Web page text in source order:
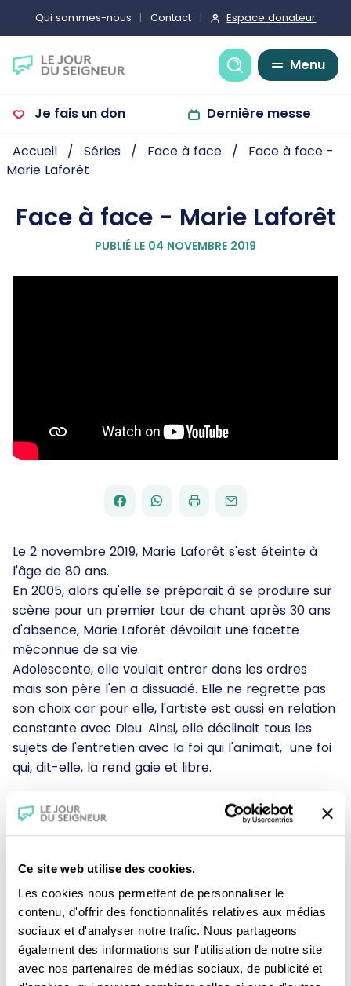
Ce site web utilise des cookies.
Les cookies nous permettent de personnaliser le
contenu, d'offrir des fonctionnalités relatives aux médias
sociaux et d'analyser notre trafic. Nous partageons
également des informations sur l'utilisation de notre site
avec nos partenaires de médias sociaux, de publicité et
Qui sommes-nous Contact Espace donateur
Recherche
Menu
Je fais un don Dernière messe
Accueil Séries Face à face
Face à face -
Marie Laforêt
Face à face - Marie Laforêt
PUBLIÉ LE 04 NOVEMBRE 2019
PARTAGER
FACEBOOK
PARTAGER
WHATSAPP
IMPRIMERENVOYER
PAR
EMAIL
Le 2 novembre 2019, Marie Laforêt s'est éteinte à
l'âge de 80 ans.
En 2005, alors qu'elle se préparait à se produire sur
scène pour un premier tour de chant après 30 ans
d'absence, Marie Laforêt dévoilait une facette
méconnue de sa vie.
Adolescente, elle voulait entrer dans les ordres
mais son père l'en a dissuadé. Elle ne regrette pas
son choix car pour elle, l'artiste est aussi en relation
constante avec Dieu. Ainsi, elle déclinait tous les
sujets de l'entretien avec la foi qui l'animait, une foi
qui, dit-elle, la rend gaie et libre.
Je fais un don
Revoir la messe du 02 août 2026